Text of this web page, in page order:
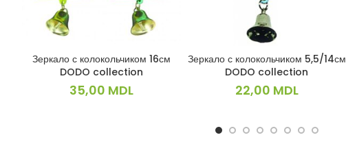
В КОРЗИНУ
Зеркало с колокольчиком 16см
DODO collection
35,00 MDL
В КОРЗИНУ
Зеркало с колокольчиком 5,5/14см
DODO collection
22,00 MDL